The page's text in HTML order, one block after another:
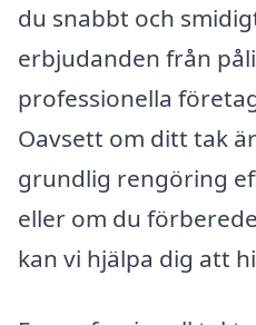
du snabbt och
erbjudanden från
professionella
Oavsett om ditt tak
grundlig rengöring
eller om du
kan vi hjälpa dig att